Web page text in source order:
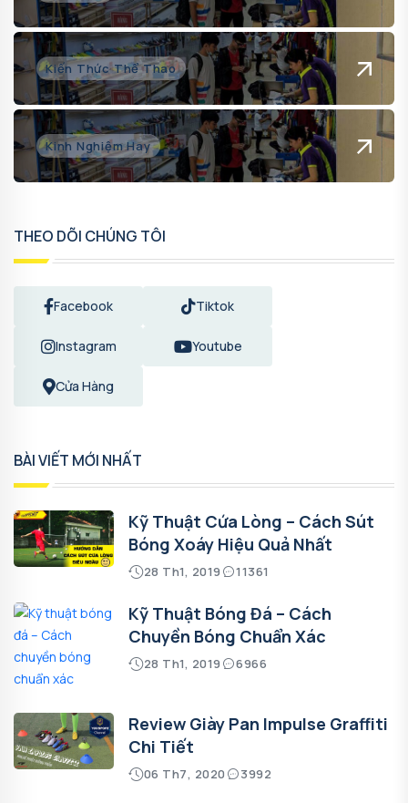
Kiến Thức Thể Thao
Kinh Nghiệm Hay
THEO DÕI CHÚNG TÔI
Facebook Tiktok
Instagram Youtube
Cửa Hàng
BÀI VIẾT MỚI NHẤT
Kỹ Thuật Cứa Lòng – Cách Sút
Bóng Xoáy Hiệu Quả Nhất
28 Th1, 2019 11361
Kỹ Thuật Bóng Đá – Cách
Chuyền Bóng Chuẩn Xác
28 Th1, 2019 6966
Review Giày Pan Impulse Graffiti
Chi Tiết
06 Th7, 2020 3992